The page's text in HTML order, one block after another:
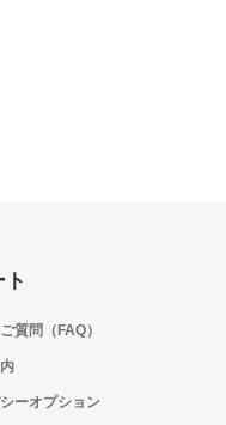
質問（FAQ）
ーオプション